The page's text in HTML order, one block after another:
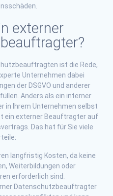
externer
ist die Rede,
Unternehmen dabei
der DSGVO und anderer
Anders als ein interner
in Ihrem Unternehmen selbst
ein externer Beauftragter auf
Das hat für Sie viele
langfristig Kosten, da keine
Weiterbildungen oder
erforderlich sind.
Datenschutzbeauftragter